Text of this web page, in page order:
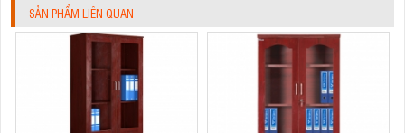
SẢN PHẨM LIÊN QUAN